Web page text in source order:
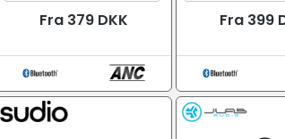
Fra 379 DKK Fra 399